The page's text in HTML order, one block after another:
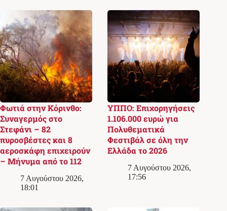
Φωτιά στην Κόρινθο:
Συναγερμός στο
Στεφάνι – 82
πυροσβέστες και 8
αεροσκάφη επιχειρούν
– Μήνυμα από το 112
7 Αυγούστου 2026,
18:01
ΥΠΠΟ: Επιχορηγήσεις
1.106.000 ευρώ για
Πολυθεματικά
Φεστιβάλ σε όλη την
Ελλάδα το 2026
7 Αυγούστου 2026,
17:56